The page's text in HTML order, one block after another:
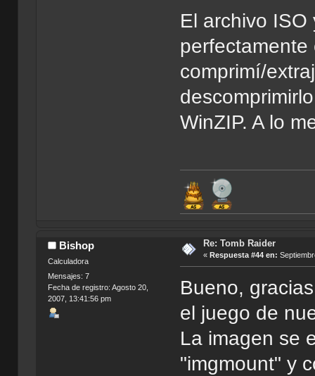
El archivo
comprimí/
WinZIP. A lo
Bishop
Calculadora
Mensajes: 7
Fecha de registro: Agosto 20,
2007, 13:41:56 pm
Re: Tomb Raider
« Respuesta #44 en:
Bueno,
el juego de
La imagen se
"imgmount" y